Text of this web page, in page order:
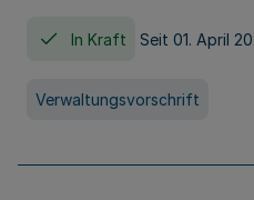
In Kraft Seit 01. April
Verwaltungsvorschrift